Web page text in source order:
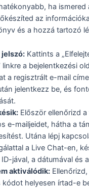
ha ismered
az
és a hozzá tartozó
Kattints a
linkre a bejelentkezési
a regisztrált e-mail
jelentkezz be, és
Először ellenőrizd
e-mailjeidet, hátha a
Utána lépj
a Live Chat-en,
jával, a dátumával és
aktiválódik:
helyesen írtad-e